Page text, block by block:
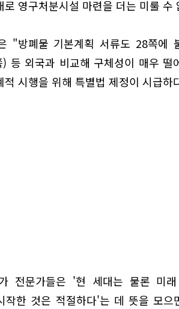
로 영구처분시설 마련을 더는 미룰
"방폐물 기본계획 서류도 28쪽에
) 등 외국과 비교해 구체성이 매우
적 시행을 위해 특별법 제정이 시급하
전문가들은 '현 세대는 물론 미
작한 것은 적절하다'는 데 뜻을 모